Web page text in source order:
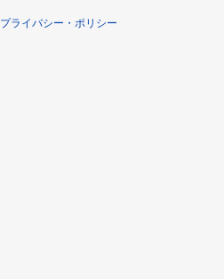
プライバシー・ポリシー